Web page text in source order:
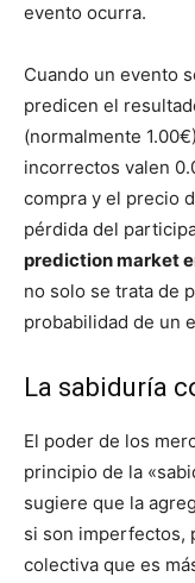
evento ocurra.
Cuando un evento
predicen el
(normalmente
incorrectos valen
compra y el precio
pérdida del
prediction market
no solo se trata de
probabilidad de un
La sabiduría
El poder de los
principio de la
sugiere que la
si son imperfectos,
colectiva que es